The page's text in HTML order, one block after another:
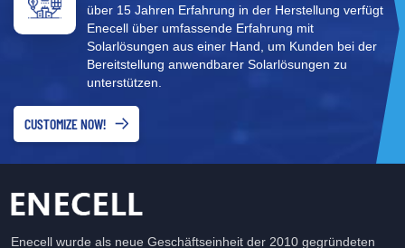
über 15 Jahren Erfahrung in der Herstellung verfügt
Enecell über umfassende Erfahrung mit
Solarlösungen aus einer Hand, um Kunden bei der
Bereitstellung anwendbarer Solarlösungen zu
unterstützen.
CUSTOMIZE NOW!
Enecell wurde als neue Geschäftseinheit der 2010 gegründeten